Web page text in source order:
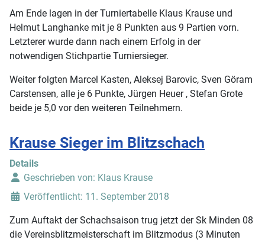
Am Ende lagen in der Turniertabelle Klaus Krause und
Helmut Langhanke mit je 8 Punkten aus 9 Partien vorn.
Letzterer wurde dann nach einem Erfolg in der
notwendigen Stichpartie Turniersieger.
Weiter folgten Marcel Kasten, Aleksej Barovic, Sven Göram
Carstensen, alle je 6 Punkte, Jürgen Heuer , Stefan Grote
beide je 5,0 vor den weiteren Teilnehmern.
Krause Sieger im Blitzschach
Details
Geschrieben von: Klaus Krause
Veröffentlicht: 11. September 2018
Zum Auftakt der Schachsaison trug jetzt der Sk Minden 08
die Vereinsblitzmeisterschaft im Blitzmodus (3 Minuten